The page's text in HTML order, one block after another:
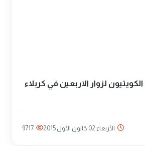
لزوار الاربعين في كربلاء
الأربعاء 02 كانون الأول 2015 9717